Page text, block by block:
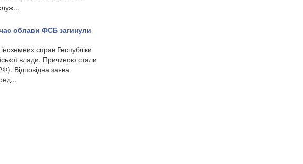
облави ФСБ загинули
справ Республіки
влади. Причиною стали
Відповідна заява